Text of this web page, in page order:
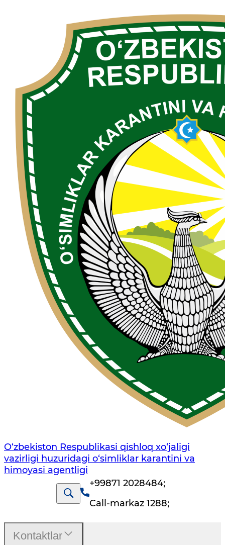
O‘zbekiston Respublikasi qishloq xo‘jaligi
vazirligi huzuridagi o‘simliklar karantini va
himoyasi agentligi
+99871 2028484;
Call-markaz 1288;
Kontaktlar